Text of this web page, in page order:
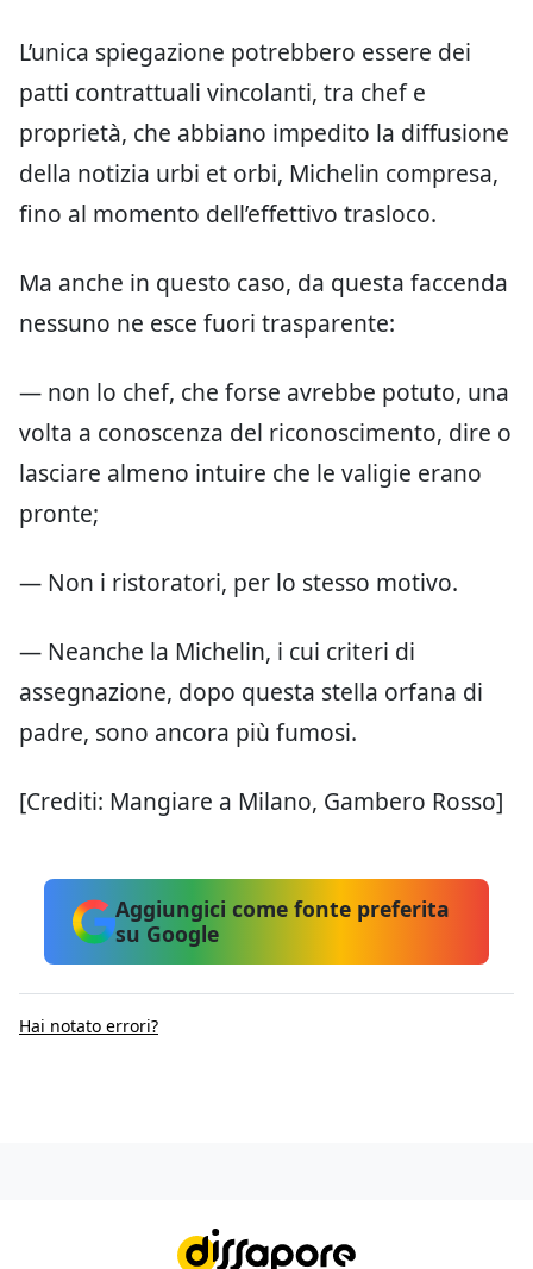
L’unica spiegazione potrebbero essere dei
patti contrattuali vincolanti, tra chef e
proprietà, che abbiano impedito la diffusione
della notizia urbi et orbi, Michelin compresa,
fino al momento dell’effettivo trasloco.
Ma anche in questo caso, da questa faccenda
nessuno ne esce fuori trasparente:
— non lo chef, che forse avrebbe potuto, una
volta a conoscenza del riconoscimento, dire o
lasciare almeno intuire che le valigie erano
pronte;
— Non i ristoratori, per lo stesso motivo.
— Neanche la Michelin, i cui criteri di
assegnazione, dopo questa stella orfana di
padre, sono ancora più fumosi.
[Crediti: Mangiare a Milano, Gambero Rosso]
Aggiungici come fonte preferita
su Google
Hai notato errori?